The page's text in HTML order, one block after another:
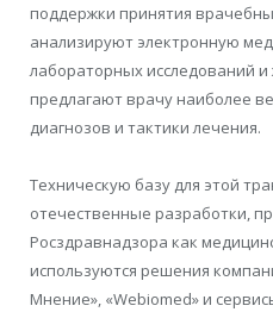
поддержки принятия
анализируют электронную
лабораторных исследований и
предлагают врачу наиболее
диагнозов и тактики лечения.
Техническую базу для этой
отечественные разработки,
Росздравнадзора как
используются решения
Мнение», «Webiomed» и